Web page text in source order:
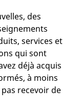
des
services et
qui sont
déjà acquis
à moins
recevoir de